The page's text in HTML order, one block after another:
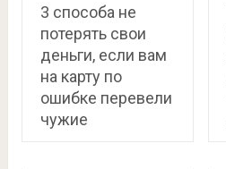
3 способа не
потерять свои
деньги, если вам
на карту по
ошибке перевели
чужие